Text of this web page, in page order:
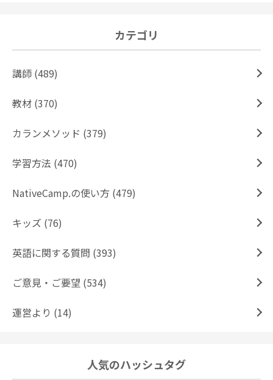
カテゴリ
講師 (489)
教材 (370)
カランメソッド (379)
学習方法 (470)
NativeCamp.の使い方 (479)
キッズ (76)
英語に関する質問 (393)
ご意見・ご要望 (534)
運営より (14)
人気のハッシュタグ